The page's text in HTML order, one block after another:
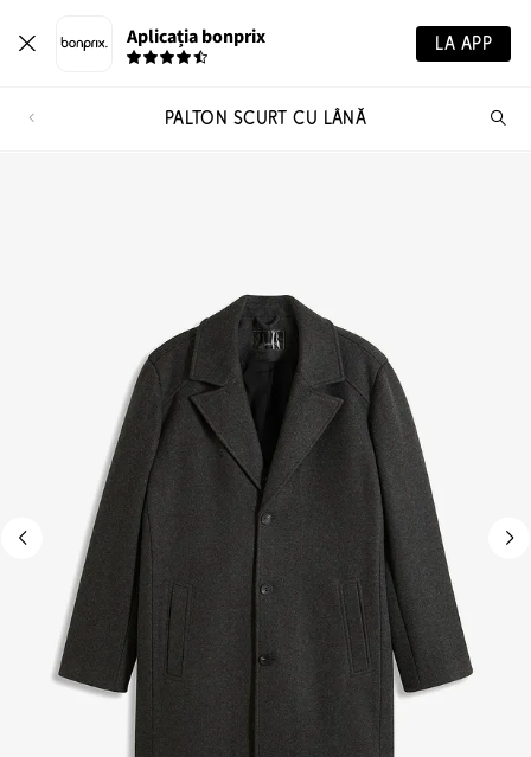
Aplicația bonprix LA APP
PALTON SCURT CU LÂNĂ